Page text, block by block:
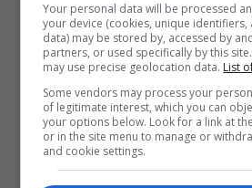
Your personal data will be processed
your device (cookies, unique identifiers,
data) may be stored by, accessed by
partners, or used specifically by this
may use precise geolocation data. List
Some vendors may process your
of legitimate interest, which you can
your options below. Look for a link at
or in the site menu to manage or
and cookie settings.